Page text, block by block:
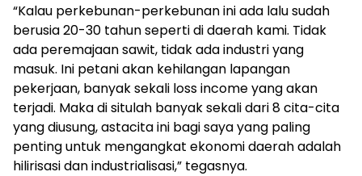
“Kalau perkebunan-perkebunan ini ada lalu sudah
berusia 20-30 tahun seperti di daerah kami. Tidak
ada peremajaan sawit, tidak ada industri yang
masuk. Ini petani akan kehilangan lapangan
pekerjaan, banyak sekali loss income yang akan
terjadi. Maka di situlah banyak sekali dari 8 cita-cita
yang diusung, astacita ini bagi saya yang paling
penting untuk mengangkat ekonomi daerah adalah
hilirisasi dan industrialisasi,” tegasnya.